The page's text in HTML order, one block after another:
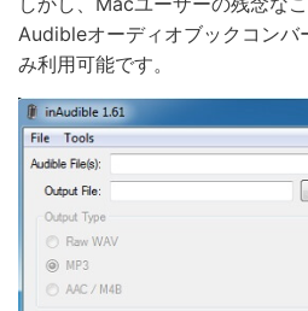
Audibleオーディオブックコン
み利用可能です。